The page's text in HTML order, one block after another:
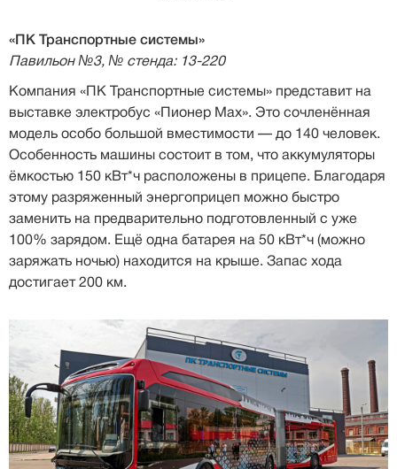
«ПК Транспортные системы»
Павильон №3, № стенда: 13-220
Компания «ПК Транспортные системы» представит на
выставке электробус «Пионер Мах». Это сочленённая
модель особо большой вместимости — до 140 человек.
Особенность машины состоит в том, что аккумуляторы
ёмкостью 150 кВт*ч расположены в прицепе. Благодаря
этому разряженный энергоприцеп можно быстро
заменить на предварительно подготовленный с уже
100% зарядом. Ещё одна батарея на 50 кВт*ч (можно
заряжать ночью) находится на крыше. Запас хода
достигает 200 км.